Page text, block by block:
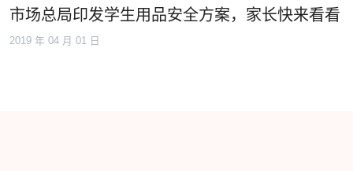
市场总局印发学生用品安全方案，家长快来看看
2019 年 04 月 01 日